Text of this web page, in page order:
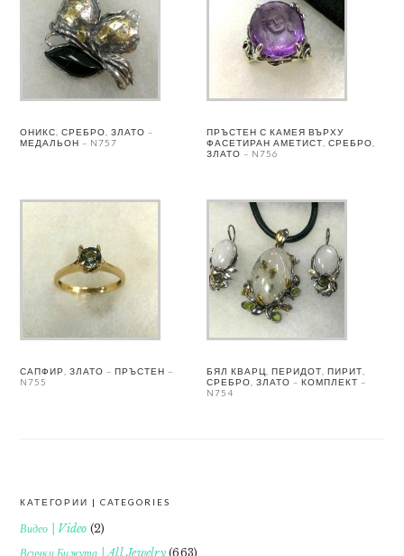
ОНИКС, СРЕБРО, ЗЛАТО –
МЕДАЛЬОН – N757
ПРЪСТЕН С КАМЕЯ ВЪРХУ
ФАСЕТИРАН АМЕТИСТ, СРЕБРО,
ЗЛАТО – N756
САПФИР, ЗЛАТО – ПРЪСТЕН –
N755
БЯЛ КВАРЦ, ПЕРИДОТ, ПИРИТ,
СРЕБРО, ЗЛАТО – КОМПЛЕКТ –
N754
FOOTER
КАТЕГОРИИ | CATEGORIES
Видео | Video (2)
Всички Бижута | All Jewelry(663)